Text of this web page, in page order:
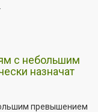
с небольшим
назначат
превышением